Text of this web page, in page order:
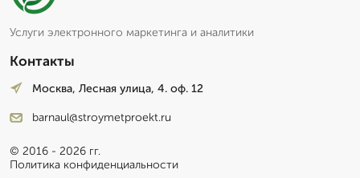
Услуги электронного маркетинга и аналитики
Контакты
Москва, Лесная улица, 4. оф. 12
barnaul@stroymetproekt.ru
© 2016 - 2026 гг.
Политика конфиденциальности